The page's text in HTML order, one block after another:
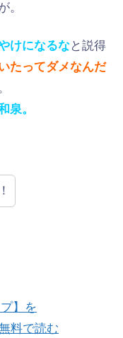
。
けになるなと説得
たってダメなんだ
泉。
】を
料で読む